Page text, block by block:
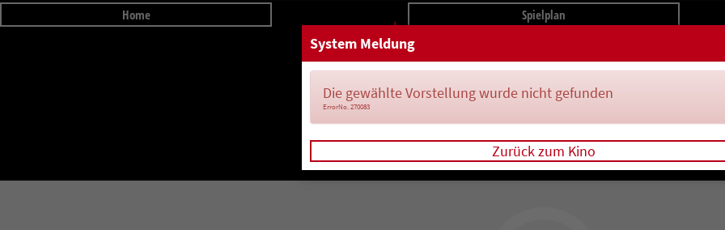
Spielplan
Home
System Meldung
Die gewählte Vorstellung wurde nicht gefunden
ErrorNo. 270083
Zurück zum Kino